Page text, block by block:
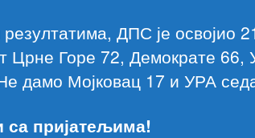
ДПС је освојио
Црне Горе 72, Демократе
дамо Мојковац 17 и УРА
са пријатељима!